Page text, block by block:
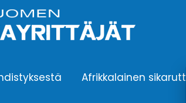
Afrikkalainen sikarutto